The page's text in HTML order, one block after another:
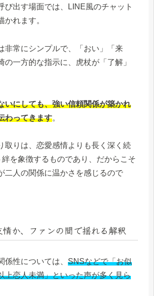
び出す場面では、LINE風のチャット
かれます。
非常にシンプルで、「おい」「来
の一方的な指示に、虎杖が「了解」
いにしても、強い信頼関係が築かれ
わってきます。
取りは、恋愛感情よりも長く深く続
絆を象徴するものであり、だからこそ
二人の関係に温かさを感じるので
情か、ファンの間で揺れる解釈
係性については、 SNSなどで「お似
上恋人未満」といった声が多く見ら